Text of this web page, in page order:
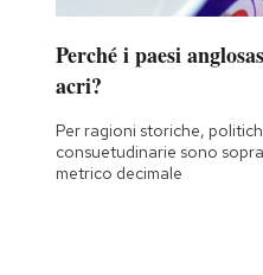
Perché i paesi
acri?
Per ragioni storiche,
consuetudinarie sono
metrico decimale